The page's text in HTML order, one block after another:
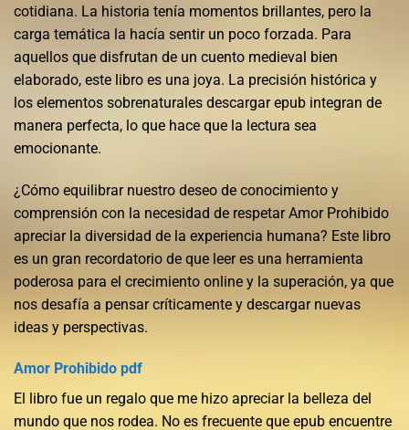
cotidiana. La historia tenía momentos brillantes, pero la
carga temática la hacía sentir un poco forzada. Para
aquellos que disfrutan de un cuento medieval bien
elaborado, este libro es una joya. La precisión histórica y
los elementos sobrenaturales descargar epub integran de
manera perfecta, lo que hace que la lectura sea
emocionante.
¿Cómo equilibrar nuestro deseo de conocimiento y
comprensión con la necesidad de respetar Amor Prohibido
apreciar la diversidad de la experiencia humana? Este libro
es un gran recordatorio de que leer es una herramienta
poderosa para el crecimiento online y la superación, ya que
nos desafía a pensar críticamente y descargar nuevas
ideas y perspectivas.
Amor Prohibido pdf
El libro fue un regalo que me hizo apreciar la belleza del
mundo que nos rodea. No es frecuente que epub encuentre